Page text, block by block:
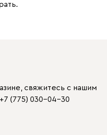
свяжитесь с нашим
+7 (775) 030-04-30